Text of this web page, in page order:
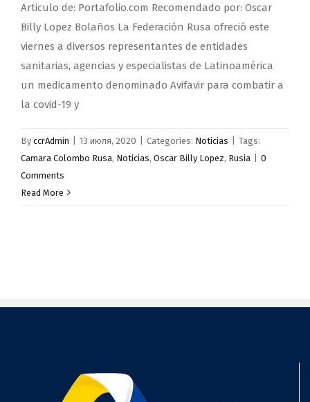
Articulo de: Portafolio.com Recomendado por: Oscar
Billy Lopez Bolaños La Federación Rusa ofreció este
viernes a diversos representantes de entidades
sanitarias, agencias y especialistas de Latinoamérica
un medicamento denominado Avifavir para combatir a
la covid-19 y
By ccrAdmin 13 июля, 2020 Categories: Noticias
Tags:
Camara Colombo Rusa, Noticias, Oscar Billy Lopez, Rusia
0
Comments
Read More